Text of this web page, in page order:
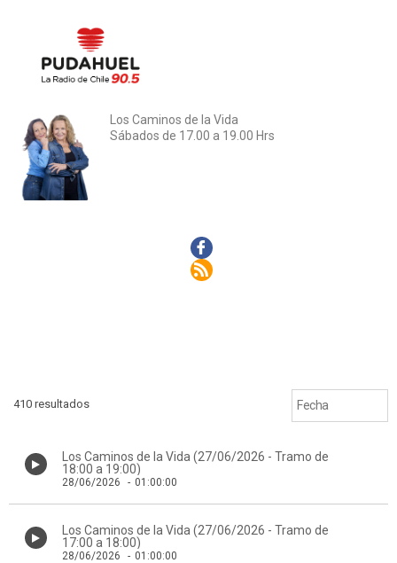
Los Caminos de la Vida
Sábados de 17.00 a 19.00 Hrs
Facebook
Rss
410 resultados
Los Caminos de la Vida (27/06/2026 - Tramo de
18:00 a 19:00)
28/06/2026 - 01:00:00
Los Caminos de la Vida (27/06/2026 - Tramo de
17:00 a 18:00)
28/06/2026 - 01:00:00